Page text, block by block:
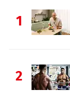
1
2